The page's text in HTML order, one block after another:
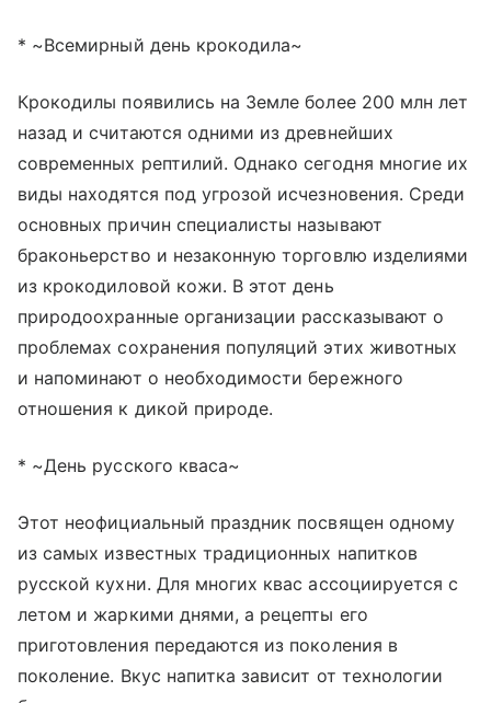
* ~Всемирный день крокодила~
Крокодилы появились на Земле более 200 млн лет
назад и считаются одними из древнейших
современных рептилий. Однако сегодня многие их
виды находятся под угрозой исчезновения. Среди
основных причин специалисты называют
браконьерство и незаконную торговлю изделиями
из крокодиловой кожи. В этот день
природоохранные организации рассказывают о
проблемах сохранения популяций этих животных
и напоминают о необходимости бережного
отношения к дикой природе.
* ~День русского кваса~
Этот неофициальный праздник посвящен одному
из самых известных традиционных напитков
русской кухни. Для многих квас ассоциируется с
летом и жаркими днями, а рецепты его
приготовления передаются из поколения в
поколение. Вкус напитка зависит от технологии